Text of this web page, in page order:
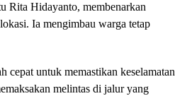
Rita Hidayanto, membenarkan
Ia mengimbau warga tetap
cepat untuk memastikan keselamatan
melintas di jalur yang